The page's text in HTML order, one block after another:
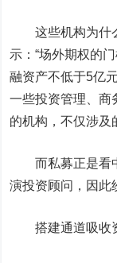
这些机构为什么
示：“场外期权的
融资产不低于5亿
一些投资管理、商
的机构，不仅涉及
而私募正是看中
演投资顾问，因此
搭建通道吸收